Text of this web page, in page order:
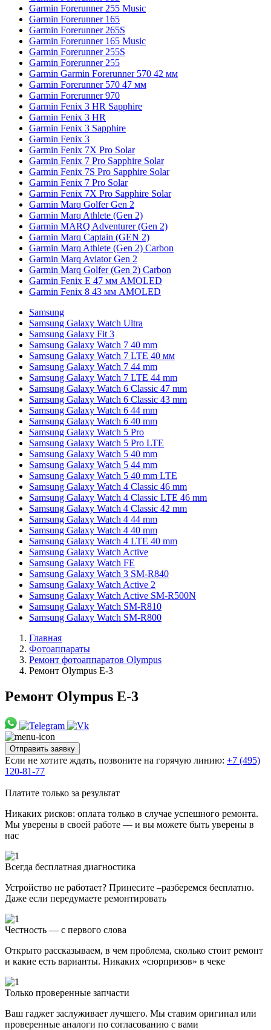
Garmin Forerunner 255 Music
Garmin Forerunner 165
Garmin Forerunner 265S
Garmin Forerunner 165 Music
Garmin Forerunner 255S
Garmin Forerunner 255
Garmin Garmin Forerunner 570 42 мм
Garmin Forerunner 570 47 мм
Garmin Forerunner 970
Garmin Fenix 3 HR Sapphire
Garmin Fenix 3 HR
Garmin Fenix 3 Sapphire
Garmin Fenix 3
Garmin Fenix 7X Pro Solar
Garmin Fenix 7 Pro Sapphire Solar
Garmin Fenix 7S Pro Sapphire Solar
Garmin Fenix 7 Pro Solar
Garmin Fenix 7X Pro Sapphire Solar
Garmin Marq Golfer Gen 2
Garmin Marq Athlete (Gen 2)
Garmin MARQ Adventurer (Gen 2)
Garmin Marq Captain (GEN 2)
Garmin Marq Athlete (Gen 2) Carbon
Garmin Marq Aviator Gen 2
Garmin Marq Golfer (Gen 2) Carbon
Garmin Fenix E 47 мм AMOLED
Garmin Fenix 8 43 мм AMOLED
Samsung
Samsung Galaxy Watch Ultra
Samsung Galaxy Fit 3
Samsung Galaxy Watch 7 40 mm
Samsung Galaxy Watch 7 LTE 40 мм
Samsung Galaxy Watch 7 44 mm
Samsung Galaxy Watch 7 LTE 44 mm
Samsung Galaxy Watch 6 Classic 47 mm
Samsung Galaxy Watch 6 Classic 43 mm
Samsung Galaxy Watch 6 44 mm
Samsung Galaxy Watch 6 40 mm
Samsung Galaxy Watch 5 Pro
Samsung Galaxy Watch 5 Pro LTE
Samsung Galaxy Watch 5 40 mm
Samsung Galaxy Watch 5 44 mm
Samsung Galaxy Watch 5 40 mm LTE
Samsung Galaxy Watch 4 Classic 46 mm
Samsung Galaxy Watch 4 Classic LTE 46 mm
Samsung Galaxy Watch 4 Classic 42 mm
Samsung Galaxy Watch 4 44 mm
Samsung Galaxy Watch 4 40 mm
Samsung Galaxy Watch 4 LTE 40 mm
Samsung Galaxy Watch Active
Samsung Galaxy Watch FE
Samsung Galaxy Watch 3 SM-R840
Samsung Galaxy Watch Active 2
Samsung Galaxy Watch Active SM-R500N
Samsung Galaxy Watch SM-R810
Samsung Galaxy Watch SM-R800
Главная
Фотоаппараты
Ремонт фотоаппаратов Olympus
Ремонт Olympus E-3
Ремонт Olympus E-3
Отправить заявку
Если не хотите ждать, позвоните на горячую линию: +7 (495)
120-81-77
Платите только за результат
Никаких рисков: оплата только в случае успешного ремонта.
Мы уверены в своей работе — и вы можете быть уверены в
нас
Всегда бесплатная диагностика
Устройство не работает? Принесите –разберемся бесплатно.
Даже если передумаете ремонтировать
Честность — с первого слова
Открыто рассказываем, в чем проблема, сколько стоит ремонт
и какие есть варианты. Никаких «сюрпризов» в чеке
Только проверенные запчасти
Ваш гаджет заслуживает лучшего. Мы ставим оригинал или
проверенные аналоги по согласованию с вами